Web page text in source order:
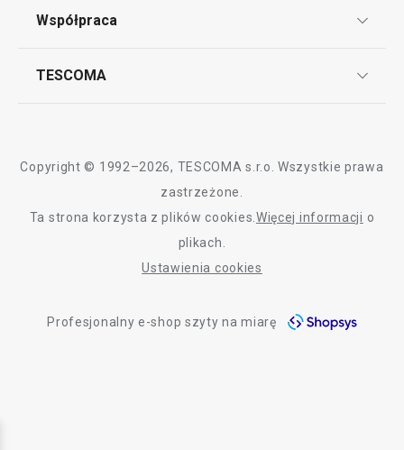
Bony podarunkowe
Dostawa i sposoby płatności
Współpraca
TESCOMA
Graficzne oznaczenie produktów
Polityka prywatności
Copyright © 1992–2026, TESCOMA s.r.o. Wszystkie prawa
zastrzeżone.
Ta strona korzysta z plików cookies. Więcej informacji o
plikach.
Ustawienia cookies
Profesjonalny e-shop szyty na miarę